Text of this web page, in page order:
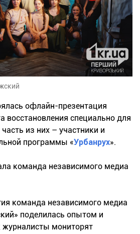
офлайн-презентация
восстановления специально для
из них – участники и
программы «Урбанрух».
команда независимого медиа
команда независимого медиа
поделилась опытом и
мониторят